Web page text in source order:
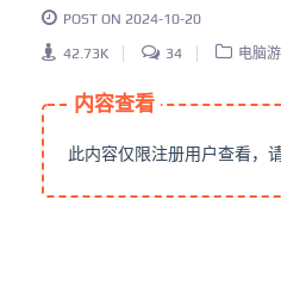
POST ON 2024-10-20
42.73K 34 电脑
内容查看
此内容仅限注册用户查看，